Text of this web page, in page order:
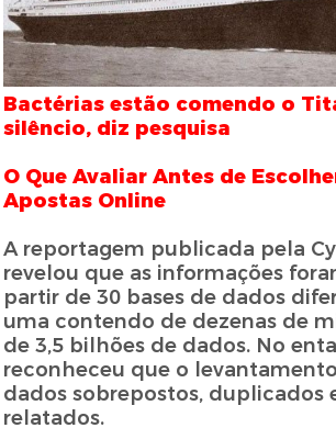
Bactérias estão comendo o
silêncio, diz pesquisa
O Que Avaliar Antes de
Apostas Online
A reportagem publicada pela
revelou que as informações
partir de 30 bases de dados
uma contendo de dezenas de
de 3,5 bilhões de dados. No
reconheceu que o
dados sobrepostos, duplicados
relatados.